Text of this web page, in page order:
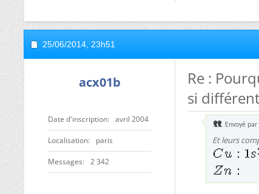
25/06/2014, 23h51
acx01b
Date d'inscription avril 2004
Localisation paris
Messages 2 342
Re :
si
Envoyé par
Et leurs